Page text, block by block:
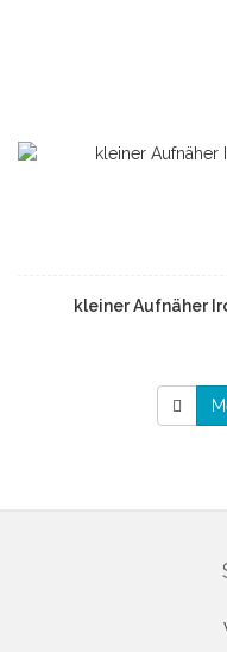
kleiner Aufnäher